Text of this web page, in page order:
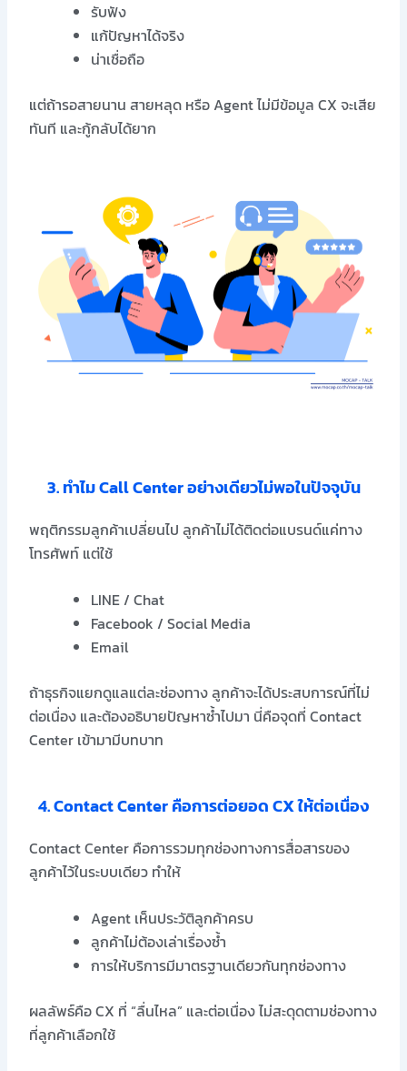
รับฟัง
แก้ปัญหาได้จริง
น่าเชื่อถือ
แต่ถ้ารอสายนาน สายหลุด หรือ Agent ไม่มีข้อมูล CX จะเสีย
ทันที และกู้กลับได้ยาก
3. ทำไม Call Center อย่างเดียวไม่พอในปัจจุบัน
พฤติกรรมลูกค้าเปลี่ยนไป ลูกค้าไม่ได้ติดต่อแบรนด์แค่ทาง
โทรศัพท์ แต่ใช้
LINE / Chat
Facebook / Social Media
Email
ถ้าธุรกิจแยกดูแลแต่ละช่องทาง ลูกค้าจะได้ประสบการณ์ที่ไม่
ต่อเนื่อง และต้องอธิบายปัญหาซ้ำไปมา นี่คือจุดที่Contact
Center เข้ามามีบทบาท
4. Contact Center คือการต่อยอด CX ให้ต่อเนื่อง
Contact Center คือการรวมทุกช่องทางการสื่อสารของ
ลูกค้าไว้ในระบบเดียว ทำให้
Agent เห็นประวัติลูกค้าครบ
ลูกค้าไม่ต้องเล่าเรื่องซ้ำ
การให้บริการมีมาตรฐานเดียวกันทุกช่องทาง
ผลลัพธ์คือ CX ที่ “ลื่นไหล” และต่อเนื่อง ไม่สะดุดตามช่องทาง
ที่ลูกค้าเลือกใช้